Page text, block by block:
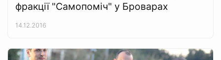
фракції "Самопоміч" у Броварах
14.12.2016